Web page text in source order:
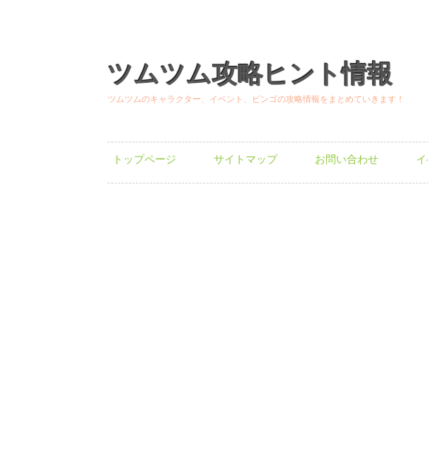
ツムツム攻略ヒント情報
ツムツムのキャラクター、イベント、ビンゴの攻略情報をまとめていきます！
トップページ サイトマップ お問い合わせ